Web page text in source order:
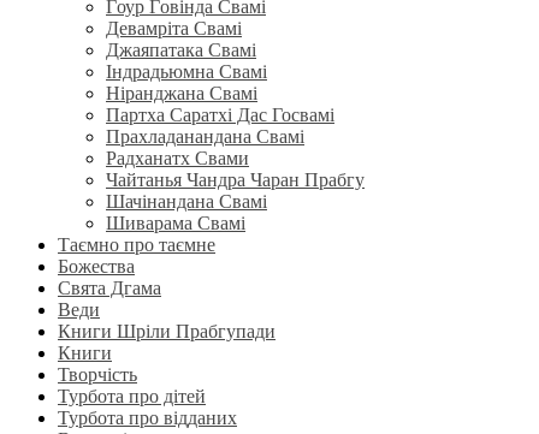
Ѓоур Ѓовінда Свамі
Девамріта Свамі
Джаяпатака Свамі
Індрадьюмна Свамі
Ніранджана Свамі
Партха Саратхі Дас Госвамі
Прахладанандана Свамі
Радханатх Свами
Чайтанья Чандра Чаран Прабгу
Шачінандана Свамі
Шиварама Свамі
Таємно про таємне
Божества
Свята Дгама
Веди
Книги Шріли Прабгупади
Книги
Творчість
Турбота про дітей
Турбота про відданих